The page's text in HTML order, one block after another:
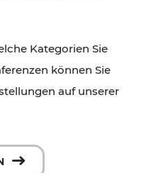
Kategorien Sie
können Sie
auf unserer